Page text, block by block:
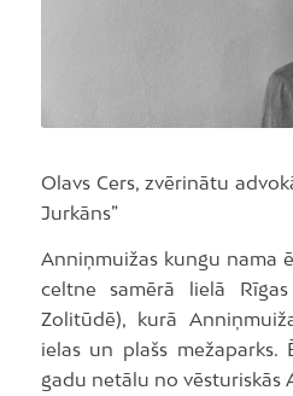
Olavs Cers, zvērinātu
Jurkāns”
Anniņmuižas kungu nama
celtne samērā lielā
Zolitūdē), kurā
ielas un plašs mežaparks.
gadu netālu no vēsturiskās